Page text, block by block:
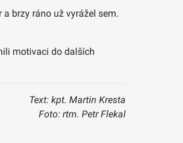
brzy ráno už vyrážel sem.
motivaci do dalších
Text: kpt. Martin Kresta
Foto: rtm. Petr Flekal